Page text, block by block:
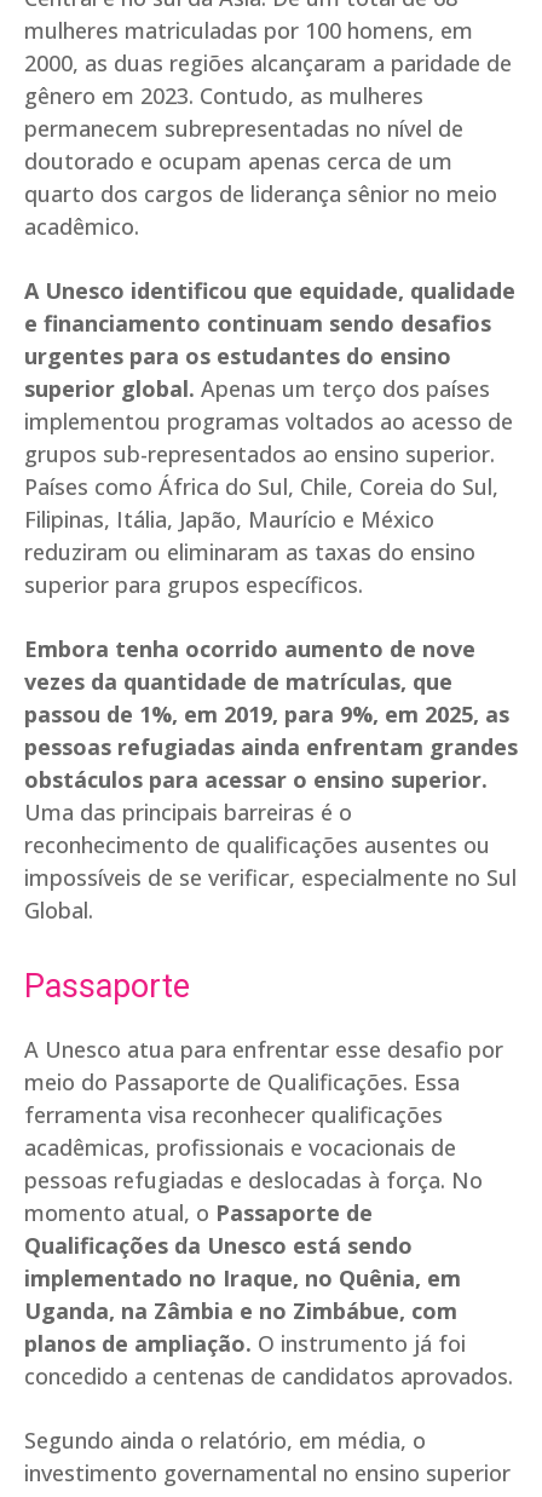
mulheres matriculadas por 100 homens, em
2000, as duas regiões alcançaram a paridade de
gênero em 2023. Contudo, as mulheres
permanecem subrepresentadas no nível de
doutorado e ocupam apenas cerca de um
quarto dos cargos de liderança sênior no meio
acadêmico.
A Unesco identificou que equidade, qualidade
e financiamento continuam sendo desafios
urgentes para os estudantes do ensino
superior global. Apenas um terço dos países
implementou programas voltados ao acesso de
grupos sub-representados ao ensino superior.
Países como África do Sul, Chile, Coreia do Sul,
Filipinas, Itália, Japão, Maurício e México
reduziram ou eliminaram as taxas do ensino
superior para grupos específicos.
Embora tenha ocorrido aumento de nove
vezes da quantidade de matrículas, que
passou de 1%, em 2019, para 9%, em 2025, as
pessoas refugiadas ainda enfrentam grandes
obstáculos para acessar o ensino superior.
Uma das principais barreiras é o
reconhecimento de qualificações ausentes ou
impossíveis de se verificar, especialmente no Sul
Global.
Passaporte
A Unesco atua para enfrentar esse desafio por
meio do Passaporte de Qualificações. Essa
ferramenta visa reconhecer qualificações
acadêmicas, profissionais e vocacionais de
pessoas refugiadas e deslocadas à força. No
momento atual, o Passaporte de
Qualificações da Unesco está sendo
implementado no Iraque, no Quênia, em
Uganda, na Zâmbia e no Zimbábue, com
planos de ampliação. O instrumento já foi
concedido a centenas de candidatos aprovados.
Segundo ainda o relatório, em média, o
investimento governamental no ensino superior